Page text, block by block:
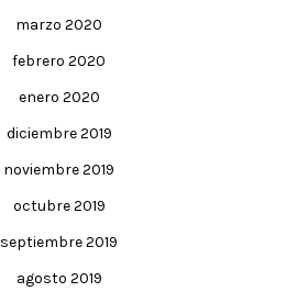
marzo 2020
febrero 2020
enero 2020
diciembre 2019
noviembre 2019
octubre 2019
septiembre 2019
agosto 2019